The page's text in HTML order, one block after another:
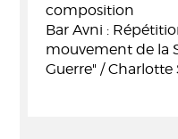
composition
Bar Avni :
mouvement de la
Guerre" /